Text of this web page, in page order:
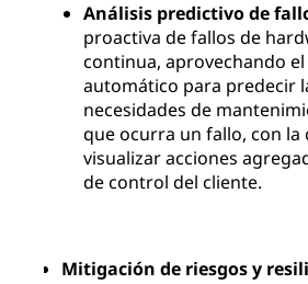
Análisis predictivo de
proactiva de fallos de
continua, aprovechando
automático para predecir
necesidades de
que ocurra un fallo, con la
visualizar acciones
de control del cliente.
Mitigación de riesgos y